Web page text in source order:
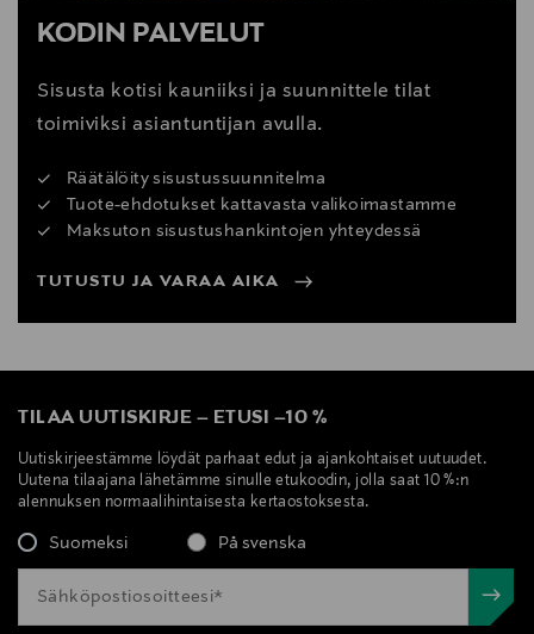
KODIN PALVELUT
Sisusta kotisi kauniiksi ja suunnittele tilat
toimiviksi asiantuntijan avulla.
Räätälöity sisustussuunnitelma
Tuote-ehdotukset kattavasta valikoimastamme
Maksuton sisustushankintojen yhteydessä
TUTUSTU JA VARAA AIKA
TILAA UUTISKIRJE – ETUSI –10 %
Uutiskirjeestämme löydät parhaat edut ja ajankohtaiset uutuudet.
Uutena tilaajana lähetämme sinulle etukoodin, jolla saat 10 %:n
alennuksen normaalihintaisesta kertaostoksesta.
Suomeksi På svenska